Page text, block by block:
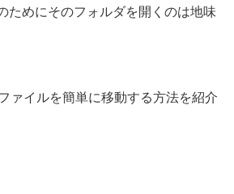
ためにそのフォルダを開くのは地味
ファイルを簡単に移動する方法を紹介